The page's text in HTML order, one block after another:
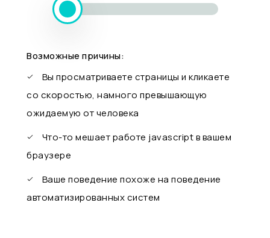
Возможные причины:
Вы просматриваете страницы и кликаете
со скоростью, намного превышающую
ожидаемую от человека
Что-то мешает работе javascript в вашем
браузере
Ваше поведение похоже на поведение
автоматизированных систем